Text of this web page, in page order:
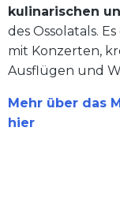
kulinarischen
des Ossolatals.
mit Konzerten,
Ausflügen und
Mehr über das
hier